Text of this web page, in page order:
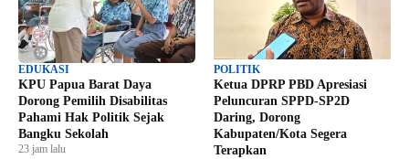
EDUKASI
KPU Papua Barat Daya
Dorong Pemilih Disabilitas
Pahami Hak Politik Sejak
Bangku Sekolah
23 jam lalu
POLITIK
Ketua DPRP PBD Apresiasi
Peluncuran SPPD-SP2D
Daring, Dorong
Kabupaten/Kota Segera
Terapkan